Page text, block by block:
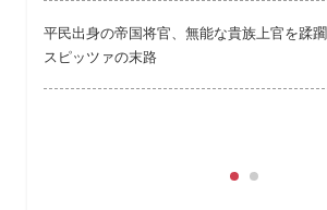
平民出身の帝国将官、無能な貴族上官を蹂
スピッツァの末路